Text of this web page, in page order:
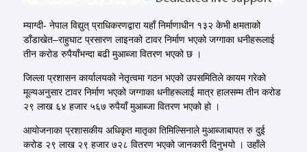
म्याग्दी- नेपाल विद्युत् प्राधिकरणद्वारा यहाँ निर्माणाधीन १३२ केभी क्षमताको
डाँडाखेत–राहुघाट प्रसारण लाइनको टावर निर्माण भएको जग्गाका धनीहरूलाई
तीन करोड रुपैयाँभन्दा बढी मुआब्जा वितरण भएको छ ।
जिल्ला प्रशासन कार्यालयको नेतृत्वमा गठन भएको उपसमितिले कायम गरेको
मूल्यअनुसार टावर निर्माण भएको जग्गाका धनीहरूलाई मात्र हालसम्म तीन करोड
२९ लाख ६४ हजार ५६७ रुपैयाँ मुआब्जा वितरण भएको हो ।
आयोजनाका प्रशासकीय अधिकृत मातृका तिमिल्सिनाले मुआब्जाबापत रु दुई
करोड २९ लाख २९ हजार ७२८ वितरण भएको जानकारी दिनुभयो । उहाँले